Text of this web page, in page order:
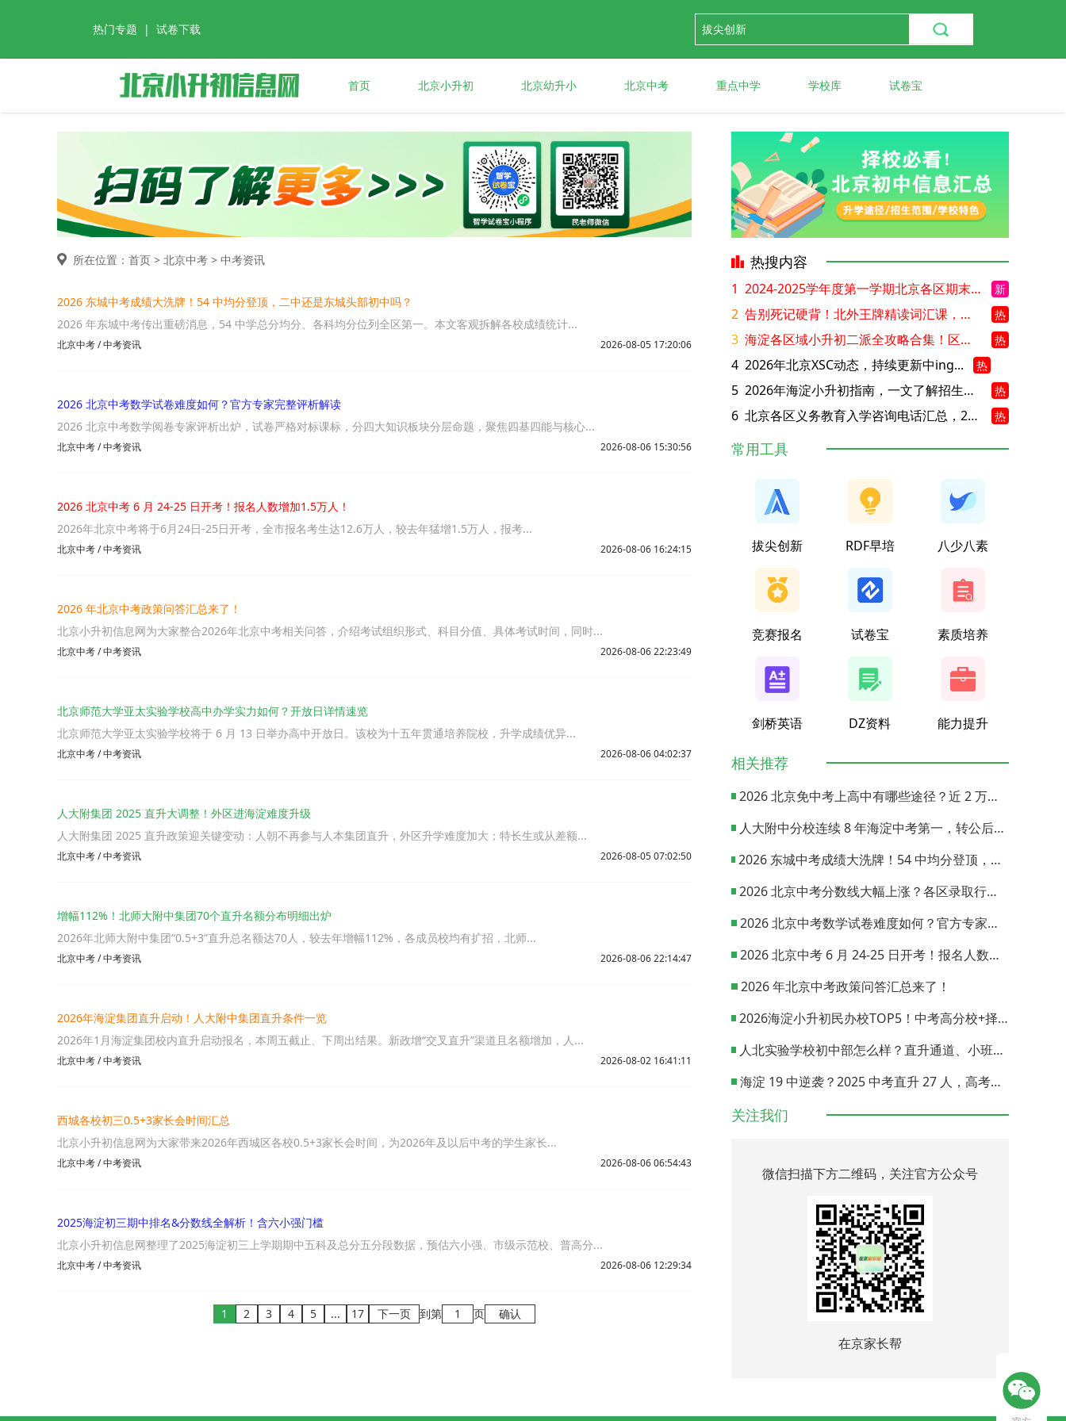
热门专题 | 试卷下载
首页 北京小升初 北京幼升小 北京中考 重点中学 学校库 试卷宝
所在位置：首页 > 北京中考 > 中考资讯
2026 东城中考成绩大洗牌！54 中均分登顶，二中还是东城头部初中吗？
2026 年东城中考传出重磅消息，54 中学总分均分、各科均分位列全区第一。本文客观拆解各校成绩统计...
北京中考/中考资讯 2026-08-05 17:20:06
2026 北京中考数学试卷难度如何？官方专家完整评析解读
2026 北京中考数学阅卷专家评析出炉，试卷严格对标课标，分四大知识板块分层命题，聚焦四基四能与核心...
北京中考/中考资讯 2026-08-06 15:30:56
2026 北京中考 6 月 24-25 日开考！报名人数增加1.5万人！
2026年北京中考将于6月24日-25日开考，全市报名考生达12.6万人，较去年猛增1.5万人，报考...
北京中考/中考资讯 2026-08-06 16:24:15
2026 年北京中考政策问答汇总来了！
北京小升初信息网为大家整合2026年北京中考相关问答，介绍考试组织形式、科目分值、具体考试时间，同时...
北京中考/中考资讯 2026-08-06 22:23:49
北京师范大学亚太实验学校高中办学实力如何？开放日详情速览
北京师范大学亚太实验学校将于 6 月 13 日举办高中开放日。该校为十五年贯通培养院校，升学成绩优异...
北京中考/中考资讯 2026-08-06 04:02:37
人大附集团 2025 直升大调整！外区进海淀难度升级
人大附集团 2025 直升政策迎关键变动：人朝不再参与人本集团直升，外区升学难度加大；特长生或从差额...
北京中考/中考资讯 2026-08-05 07:02:50
增幅112%！北师大附中集团70个直升名额分布明细出炉
2026年北师大附中集团“0.5+3”直升总名额达70人，较去年增幅112%，各成员校均有扩招，北师...
北京中考/中考资讯 2026-08-06 22:14:47
2026年海淀集团直升启动！人大附中集团直升条件一览
2026年1月海淀集团校内直升启动报名，本周五截止、下周出结果。新政增“交叉直升”渠道且名额增加，人...
北京中考/中考资讯 2026-08-02 16:41:11
西城各校初三0.5+3家长会时间汇总
北京小升初信息网为大家带来2026年西城区各校0.5+3家长会时间，为2026年及以后中考的学生家长...
北京中考/中考资讯 2026-08-06 06:54:43
2025海淀初三期中排名&分数线全解析！含六小强门槛
北京小升初信息网整理了2025海淀初三上学期期中五科及总分五分段数据，预估六小强、市级示范校、普高分...
北京中考/中考资讯 2026-08-06 12:29:34
1 2 3 4 5 ... 17 下一页 到第 页 确认
热搜内容
1 2024-2025学年度第一学期北京各区期末考试真题试卷汇总 新
2 告别死记硬背！北外王牌精读词汇课，帮孩子突破英语词汇难关 热
3 海淀各区域小升初二派全攻略合集！区域一至五志愿填报、升学策略详解 热
4 2026年北京XSC动态，持续更新中ing... 热
5 2026年海淀小升初指南，一文了解招生政策要点 热
6 北京各区义务教育入学咨询电话汇总，25年小升初家长提前收藏 热
常用工具
拔尖创新 RDF早培 八少八素
竞赛报名 试卷宝 素质培养
剑桥英语 DZ资料 能力提升
相关推荐
2026 北京免中考上高中有哪些途径？近 2 万名额该怎么抢占？
人大附中分校连续 8 年海淀中考第一，转公后办学实力会下滑吗？
2026 东城中考成绩大洗牌！54 中均分登顶，二中还是东城头部初中吗？
2026 北京中考分数线大幅上涨？各区录取行情与分数线完整汇总
2026 北京中考数学试卷难度如何？官方专家完整评析解读
2026 北京中考 6 月 24-25 日开考！报名人数增加1.5万人！
2026 年北京中考政策问答汇总来了！
2026海淀小升初民办校TOP5！中考高分校+择校干货全汇总
人北实验学校初中部怎么样？直升通道、小班教学、中考成绩一览
海淀 19 中逆袭？2025 中考直升 27 人，高考进步显著
关注我们
微信扫描下方二维码，关注官方公众号
在京家长帮